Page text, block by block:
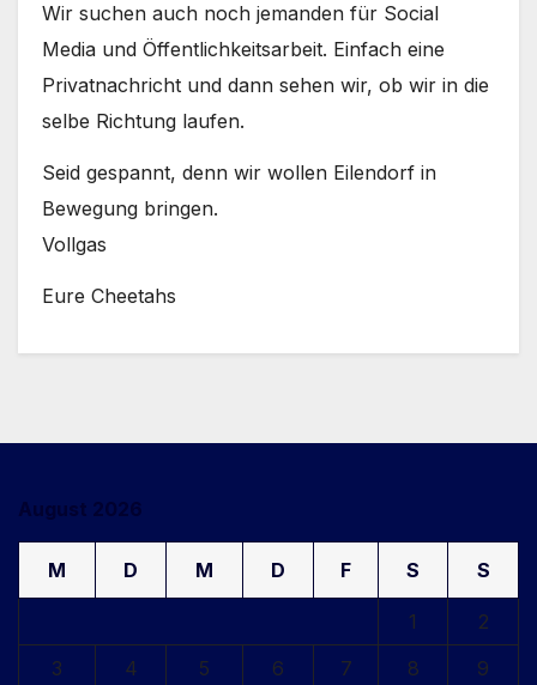
Wir suchen auch noch jemanden für Social
Media und Öffentlichkeitsarbeit. Einfach eine
Privatnachricht und dann sehen wir, ob wir in die
selbe Richtung laufen.
Seid gespannt, denn wir wollen Eilendorf in
Bewegung bringen.
Vollgas
Eure Cheetahs
August 2026
M D M D F S S
1
2
3
4 5 6 7 8
9